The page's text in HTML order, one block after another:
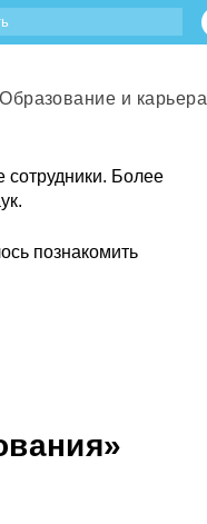
Образование и карьера
Более
познакомить